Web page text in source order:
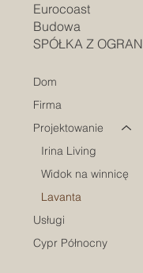
Eurocoast
Budowa
SPÓŁKA Z
Dom
Firma
Projektowanie
Irina Living
Widok na winnicę
Lavanta
Usługi
Cypr Północny